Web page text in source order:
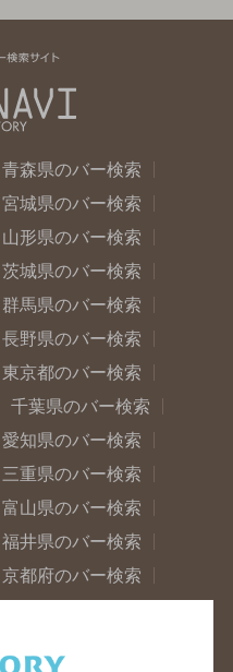
青森県のバー検索
宮城県のバー検索
山形県のバー検索
茨城県のバー検索
群馬県のバー検索
長野県のバー検索
東京都のバー検索
千葉県のバー検索
愛知県のバー検索
三重県のバー検索
富山県のバー検索
福井県のバー検索
京都府のバー検索